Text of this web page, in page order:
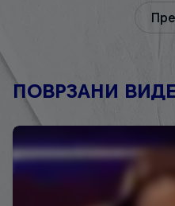
ПОВРЗАНИ